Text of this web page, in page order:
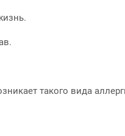
такого вида